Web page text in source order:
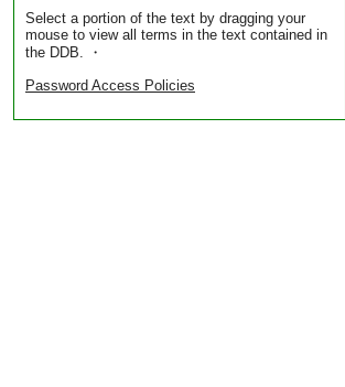
Select a portion of the text by dragging your
mouse to view all terms in the text contained in
the DDB. ・
Password Access Policies